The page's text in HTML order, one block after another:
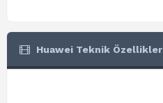
Huawei Teknik Özellikler